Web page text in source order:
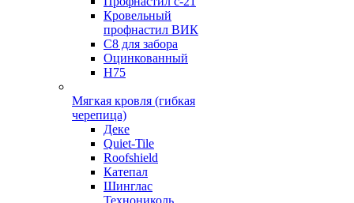
Кровельный
профнастил ВИК
С8 для забора
Оцинкованный
Н75
Мягкая кровля (гибкая
черепица)
Деке
Quiet-Tile
Roofshield
Катепал
Шинглас
Технониколь